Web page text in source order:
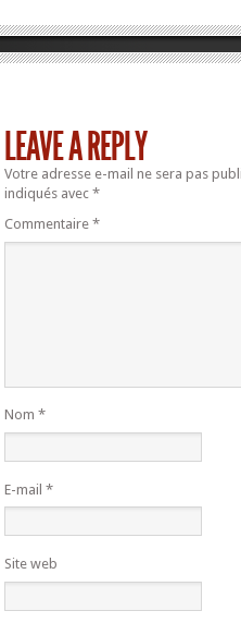
LEAVE A REPLY
Votre adresse e-mail ne sera pas
indiqués avec *
Commentaire *
Nom *
E-mail *
Site web